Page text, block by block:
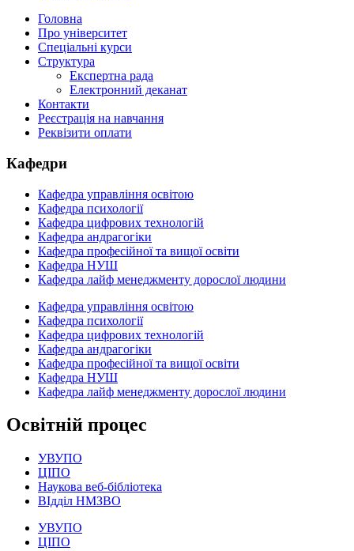
Головна
Про університет
Спеціальні курси
Структура
Експертна рада
Електронний деканат
Контакти
Реєстрація на навчання
Реквізити оплати
Кафедри
Кафедра управління освітою
Кафедра психології
Кафедра цифрових технологій
Кафедра андрагогіки
Кафедра професійної та вищої освіти
Кафедра НУШ
Кафедра лайф менеджменту дорослої людини
Кафедра управління освітою
Кафедра психології
Кафедра цифрових технологій
Кафедра андрагогіки
Кафедра професійної та вищої освіти
Кафедра НУШ
Кафедра лайф менеджменту дорослої людини
Освітній процес
УВУПО
ЦІПО
Наукова веб-бібліотека
ВІдділ НМЗВО
УВУПО
ЦІПО